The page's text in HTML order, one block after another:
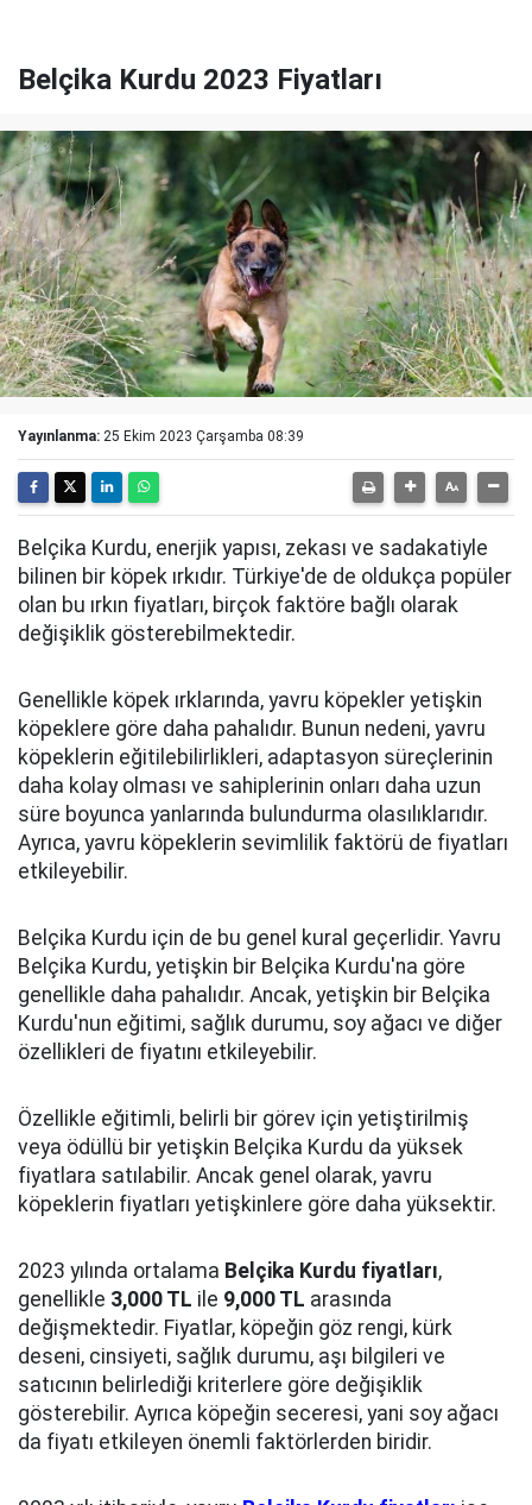
Belçika Kurdu 2023 Fiyatları
Yayınlanma: 25 Ekim 2023 Çarşamba 08:39
Belçika Kurdu, enerjik yapısı, zekası ve sadakatiyle
bilinen bir köpek ırkıdır. Türkiye'de de oldukça popüler
olan bu ırkın fiyatları, birçok faktöre bağlı olarak
değişiklik gösterebilmektedir.
Genellikle köpek ırklarında, yavru köpekler yetişkin
köpeklere göre daha pahalıdır. Bunun nedeni, yavru
köpeklerin eğitilebilirlikleri, adaptasyon süreçlerinin
daha kolay olması ve sahiplerinin onları daha uzun
süre boyunca yanlarında bulundurma olasılıklarıdır.
Ayrıca, yavru köpeklerin sevimlilik faktörü de fiyatları
etkileyebilir.
Belçika Kurdu için de bu genel kural geçerlidir. Yavru
Belçika Kurdu, yetişkin bir Belçika Kurdu'na göre
genellikle daha pahalıdır. Ancak, yetişkin bir Belçika
Kurdu'nun eğitimi, sağlık durumu, soy ağacı ve diğer
özellikleri de fiyatını etkileyebilir.
Özellikle eğitimli, belirli bir görev için yetiştirilmiş
veya ödüllü bir yetişkin Belçika Kurdu da yüksek
fiyatlara satılabilir. Ancak genel olarak, yavru
köpeklerin fiyatları yetişkinlere göre daha yüksektir.
2023 yılında ortalama Belçika Kurdu fiyatları,
genellikle 3,000 TL ile 9,000 TL arasında
değişmektedir. Fiyatlar, köpeğin göz rengi, kürk
deseni, cinsiyeti, sağlık durumu, aşı bilgileri ve
satıcının belirlediği kriterlere göre değişiklik
gösterebilir. Ayrıca köpeğin seceresi, yani soy ağacı
da fiyatı etkileyen önemli faktörlerden biridir.